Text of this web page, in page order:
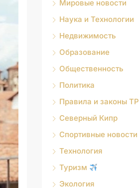
Мировые новости
Наука и Технологии
Недвижимость
Образование
Общественность
Политика
Правила и законы
Северный Кипр
Спортивные новости
Технология
Туризм
Экология